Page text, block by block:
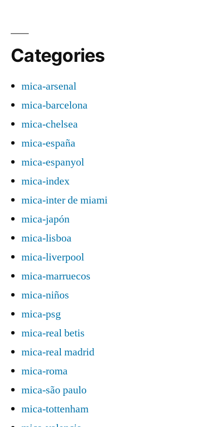
Categories
mica-arsenal
mica-barcelona
mica-chelsea
mica-españa
mica-espanyol
mica-index
mica-inter de miami
mica-japón
mica-lisboa
mica-liverpool
mica-marruecos
mica-niños
mica-psg
mica-real betis
mica-real madrid
mica-roma
mica-são paulo
mica-tottenham